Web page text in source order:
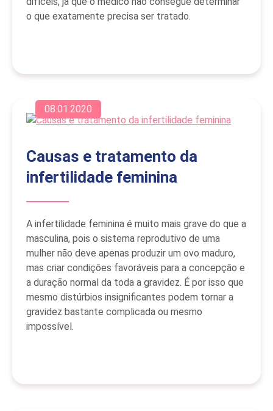
o que exatamente precisa ser tratado.
08.01.2020
Causas e tratamento da
infertilidade feminina
A infertilidade feminina é muito mais grave do que a
masculina, pois o sistema reprodutivo de uma
mulher não deve apenas produzir um ovo maduro,
mas criar condições favoráveis para a concepção e
a duração normal da toda a gravidez. É por isso que
mesmo distúrbios insignificantes podem tornar a
gravidez bastante complicada ou mesmo
impossível.